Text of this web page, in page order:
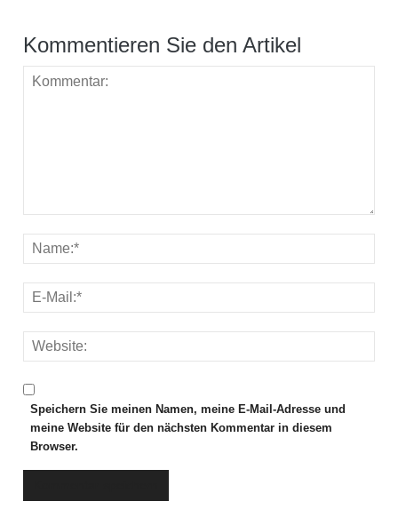
Kommentieren Sie den Artikel
Speichern Sie meinen Namen, meine E-Mail-Adresse und
meine Website für den nächsten Kommentar in diesem
Browser.